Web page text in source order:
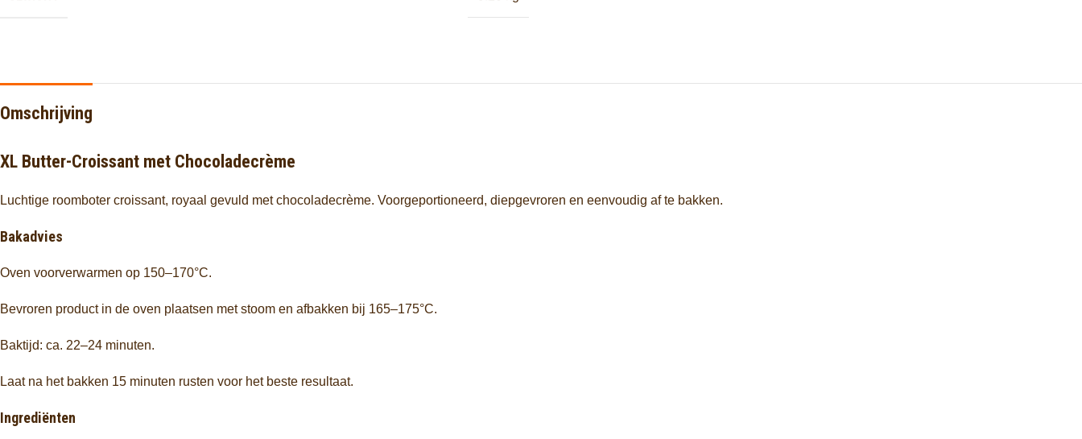
Omschrijving
XL Butter-Croissant met Chocoladecrème
Luchtige roomboter croissant, royaal gevuld met chocoladecrème. Voorgeportioneerd, diepgevroren en eenvoudig af te bakken.
Bakadvies
Oven voorverwarmen op 150–170°C.
Bevroren product in de oven plaatsen met stoom en afbakken bij 165–175°C.
Baktijd: ca. 22–24 minuten.
Laat na het bakken 15 minuten rusten voor het beste resultaat.
Ingrediënten